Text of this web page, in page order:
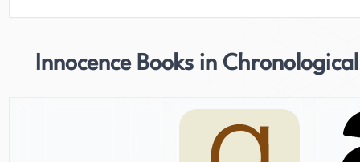
Innocence Books in